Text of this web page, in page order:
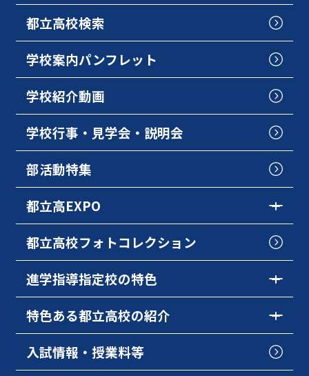
都立高校検索
学校案内パンフレット
学校紹介動画
学校行事・見学会・説明会
部活動特集
都立高EXPO
都立高校フォトコレクション
進学指導指定校の特色
特色ある都立高校の紹介
入試情報・授業料等